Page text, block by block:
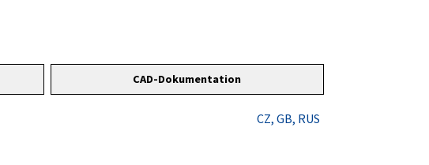
CAD-Dokumentation
CZ, GB, RUS